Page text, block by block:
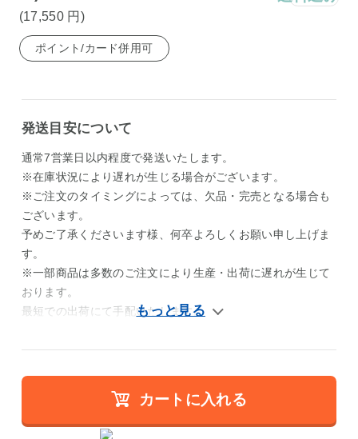
(17,550 円 )
ポイント/カード併用可
発送目安について
通常7営業日以内程度で発送いたします。
※在庫状況により遅れが生じる場合がございます。
※ご注文のタイミングによっては、欠品・完売となる場合も
ございます。
予めご了承くださいます様、何卒よろしくお願い申し上げま
す。
※一部商品は多数のご注文により生産・出荷に遅れが生じて
おります。
最短での出荷にて手配いたします。
カートに入れる